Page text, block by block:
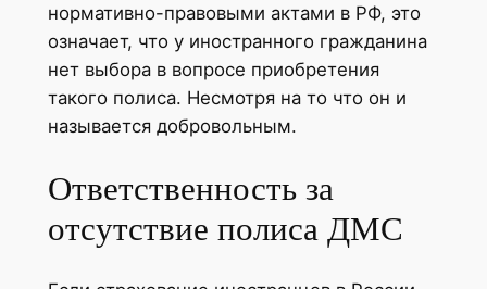
нормативно-правовыми актами в РФ, это
означает, что у иностранного гражданина
нет выбора в вопросе приобретения
такого полиса. Несмотря на то что он и
называется добровольным.
Ответственность за
отсутствие полиса ДМС